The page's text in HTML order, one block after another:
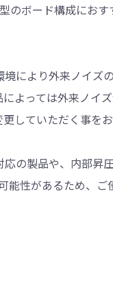
ボード構成におす
により外来ノイズ
よっては外来ノイ
していただく事をお
の製品や、内部昇
能性があるため、ご